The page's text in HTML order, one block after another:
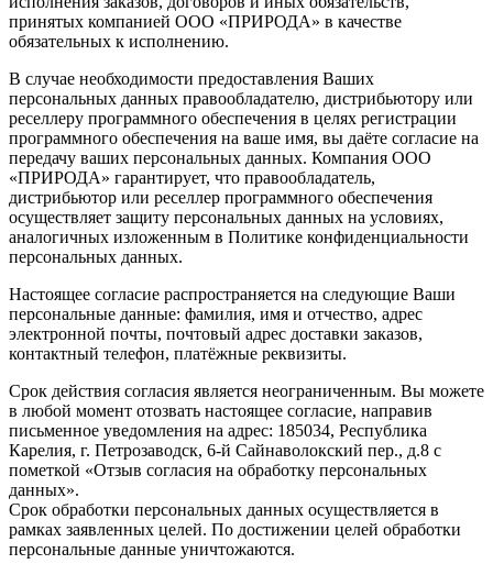
принятых компанией ООО «ПРИРОДА» в качестве
обязательных к исполнению.
В случае необходимости предоставления Ваших
персональных данных правообладателю, дистрибьютору или
реселлеру программного обеспечения в целях регистрации
программного обеспечения на ваше имя, вы даёте согласие на
передачу ваших персональных данных. Компания ООО
«ПРИРОДА» гарантирует, что правообладатель,
дистрибьютор или реселлер программного обеспечения
осуществляет защиту персональных данных на условиях,
аналогичных изложенным в Политике конфиденциальности
персональных данных.
Настоящее согласие распространяется на следующие Ваши
персональные данные: фамилия, имя и отчество, адрес
электронной почты, почтовый адрес доставки заказов,
контактный телефон, платёжные реквизиты.
Срок действия согласия является неограниченным. Вы можете
в любой момент отозвать настоящее согласие, направив
письменное уведомления на адрес: 185034, Республика
Карелия, г. Петрозаводск, 6-й Сайнаволокский пер., д.8 с
пометкой «Отзыв согласия на обработку персональных
данных».
Срок обработки персональных данных осуществляется в
рамках заявленных целей. По достижении целей обработки
персональные данные уничтожаются.